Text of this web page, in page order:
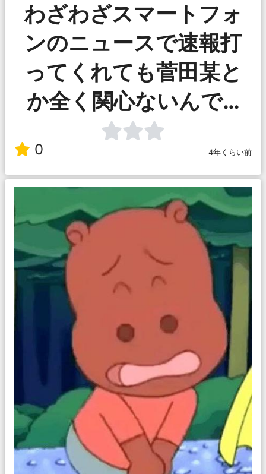
わざわざスマートフォ
ンのニュースで速報打
ってくれても菅田某と
か全く関心ないんで…
0 4年くらい前